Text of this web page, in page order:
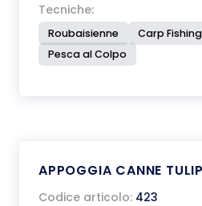
Tecniche:
Roubaisienne Carp Fishing
Pesca al Colpo
APPOGGIA CANNE
Codice articolo: 423